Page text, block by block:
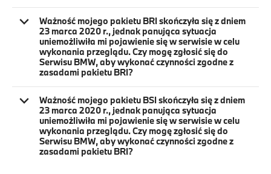
Ważność mojego pakietu BRI skończyła się z dniem
23 marca 2020 r., jednak panująca sytuacja
uniemożliwiła mi pojawienie się w serwisie w celu
wykonania przeglądu. Czy mogę zgłosić się do
Serwisu BMW, aby wykonać czynności zgodne z
zasadami pakietu BRI?
Ważność mojego pakietu BSI skończyła się z dniem
23 marca 2020 r., jednak panująca sytuacja
uniemożliwiła mi pojawienie się w serwisie w celu
wykonania przeglądu. Czy mogę zgłosić się do
Serwisu BMW, aby wykonać czynności zgodne z
zasadami pakietu BRI?